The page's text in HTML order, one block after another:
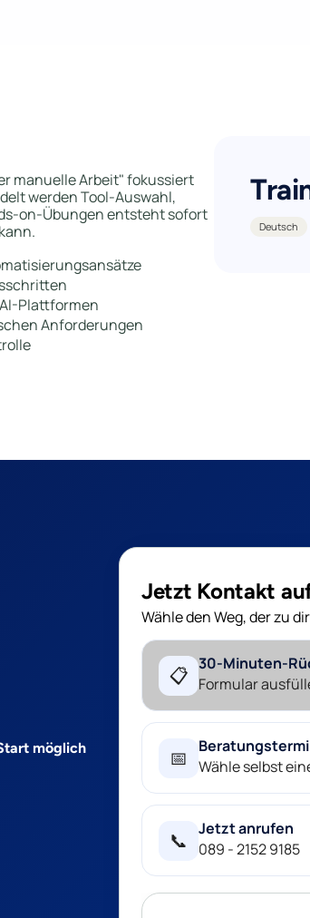
manuelle Arbeit" fokussiert
werden Tool-Auswahl,
on-Übungen entsteht sofort
Plattformen
Anforderungen
Deutsch
möglich
Jetzt Kontakt
Wähle den Weg, der zu
📋 30-Minuten-
Formular
📅
Wähle selbst
📞
Jetzt anrufen
089 - 2152 9185